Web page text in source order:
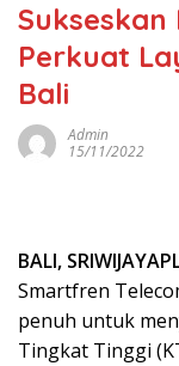
Sukseskan
Perkuat
Bali
Admin
15/11/2022
BALI,
Smartfren
penuh untuk
Tingkat Tinggi